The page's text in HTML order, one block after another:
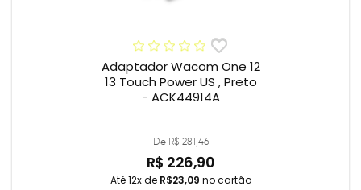
Adaptador Wacom One 12
13 Touch Power US , Preto
- ACK44914A
De R$ 281,46
R$ 226,90
Até 12x de R$23,09 no cartão